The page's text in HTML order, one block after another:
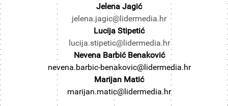
Jelena Jagić
jelena.jagic@lidermedia.hr
Lucija Stipetić
lucija.stipetic@lidermedia.hr
Nevena Barbić Benaković
nevena.barbic-benakovic@lidermedia.hr
Marijan Matić
marijan.matic@lidermedia.hr